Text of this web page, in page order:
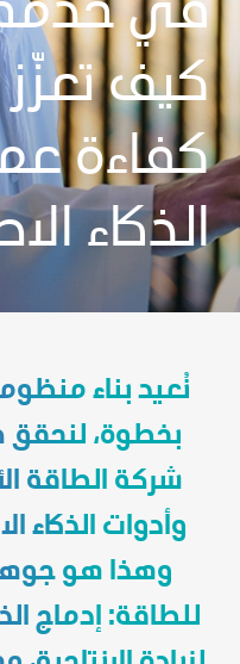
في خدمة
كيف
كفاءة
الذكاء
نُعيد بناء
بخطوة،
شركة الطاقة
وأدوات الذكاء
وهذا هو جوهر
للطاقة: إدماج